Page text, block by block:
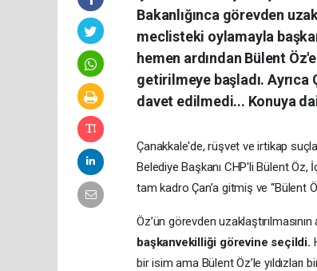
Bakanlığınca görevden
meclisteki oylamayla
hemen ardından Bülent
getirilmeye başladı. Ayrıca
davet edilmedi... Konuya
Çanakkale'de, rüşvet ve irtikap
Belediye Başkanı CHP'li Bülent Öz,
tam kadro Çan’a gitmiş ve “Bülent
Öz’ün görevden
başkanvekilliği görevine seçildi.
bir isim ama Bülent Öz’le yıldızları